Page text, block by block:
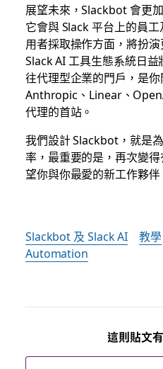
展望未來，Slackbot 會更
它會與 Slack 平台上的員
用者採取操作方面，將扮
Slack AI 工具生態系統日
往代理型企業的門戶，是
Anthropic、Linear、
代理的首站。
我們設計 Slackbot，就是
率，最重要的是，再次變
望你與你最愛的新工作夥伴
Slackbot 及 Slack AI 教學
Automation
這則貼文